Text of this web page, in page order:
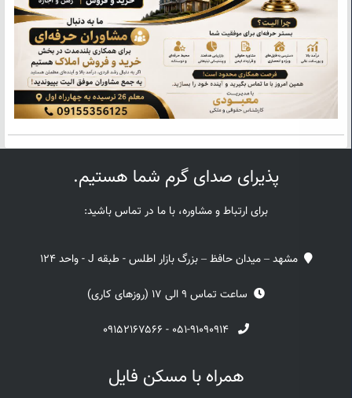
پذیرای صدای گرم شما هستیم.
برای ارتباط و مشاوره، با ما در تماس باشید:
مشهد – میدان حافظ – بزرگ بازار اطلس - طبقه J - واحد 124
ساعت تماس 9 الی 17 (روزهای کاری)
۰۵۱-۹۱۰۹۰۹۱۴ - ۰۹۱۵۲۱۶۷۵۶۶
همراه با مسکن فایل